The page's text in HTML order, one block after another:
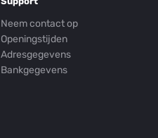
Neem contact op
Openingstijden
Adresgegevens
Bankgegevens